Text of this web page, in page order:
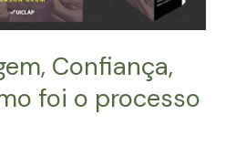
Confiança,
foi o processo